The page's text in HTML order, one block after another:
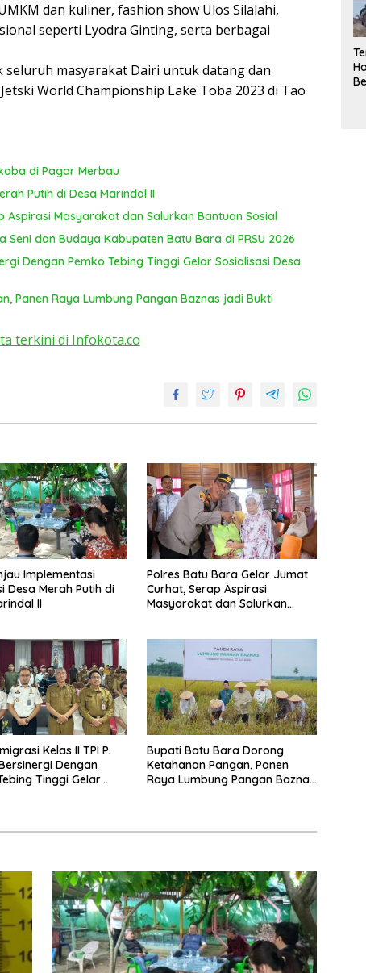
dan kuliner, fashion show Ulos Silalahi,
seperti Lyodra Ginting, serta berbagai
seluruh masyarakat Dairi untuk datang dan
World Championship Lake Toba 2023 di Tao
di Pagar Merbau
Putih di Desa Marindal II
Aspirasi Masyarakat dan Salurkan Bantuan Sosial
dan Budaya Kabupaten Batu Bara di PRSU 2026
Dengan Pemko Tebing Tinggi Gelar Sosialisasi Desa
Panen Raya Lumbung Pangan Baznas jadi Bukti
terkini di Infokota.co
Implementasi
Desa Merah Putih di
II
Polres Batu Bara Gelar Jumat
Curhat, Serap Aspirasi
Masyarakat dan Salurkan
Kelas II TPI P.
Dengan
Tinggi Gelar
Bupati Batu Bara Dorong
Ketahanan Pangan, Panen
Raya Lumbung Pangan Baznas